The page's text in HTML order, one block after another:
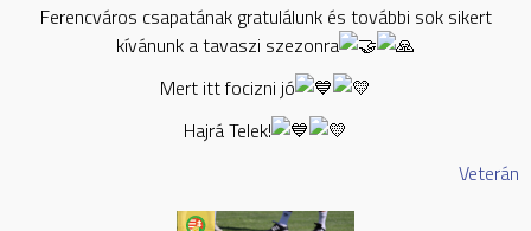
Ferencváros csapatának gratulálunk és további sok sikert
kívánunk a tavaszi szezonra
Mert itt focizni jó
Hajrá Telek!
Veterán